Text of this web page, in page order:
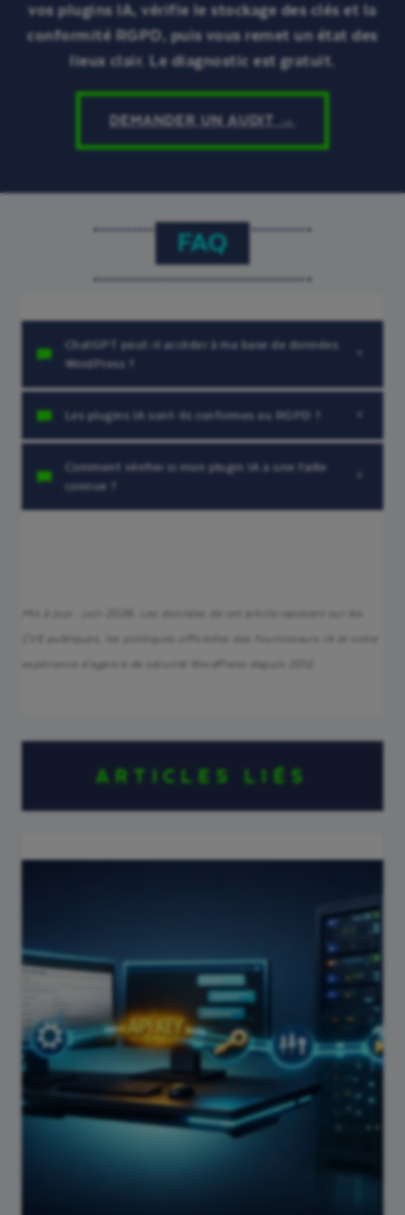
vos plugins IA, vérifie le stockage des clés et la
conformité RGPD, puis vous remet un état des
lieux clair. Le diagnostic est gratuit.
DEMANDER UN AUDIT →
FAQ
ChatGPT peut-il accéder à ma base de données
WordPress ?
Les plugins IA sont-ils conformes au RGPD ?
Comment vérifier si mon plugin IA a une faille
connue ?
ARTICLES LIÉS